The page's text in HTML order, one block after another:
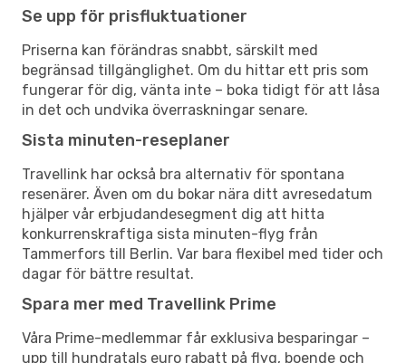
Se upp för prisfluktuationer
Priserna kan förändras snabbt, särskilt med
begränsad tillgänglighet. Om du hittar ett pris som
fungerar för dig, vänta inte – boka tidigt för att låsa
in det och undvika överraskningar senare.
Sista minuten-reseplaner
Travellink har också bra alternativ för spontana
resenärer. Även om du bokar nära ditt avresedatum
hjälper vår erbjudandesegment dig att hitta
konkurrenskraftiga sista minuten-flyg från
Tammerfors till Berlin. Var bara flexibel med tider och
dagar för bättre resultat.
Spara mer med Travellink Prime
Våra Prime-medlemmar får exklusiva besparingar –
upp till hundratals euro rabatt på flyg, boende och